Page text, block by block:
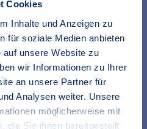
Cookies
Inhalte und Anzeigen zu
für soziale Medien anbieten
unsere Website zu
wir Informationen zu Ihrer
an unsere Partner für
Analysen weiter. Unsere
möglicherweise mit
die Sie ihnen bereitgestellt
*